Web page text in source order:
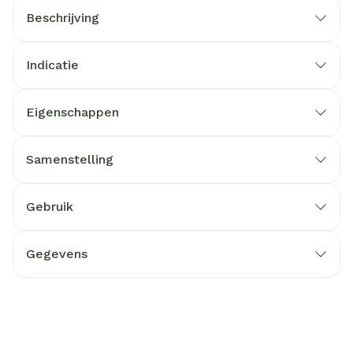
Beschrijving
Indicatie
Eigenschappen
Samenstelling
Gebruik
Gegevens